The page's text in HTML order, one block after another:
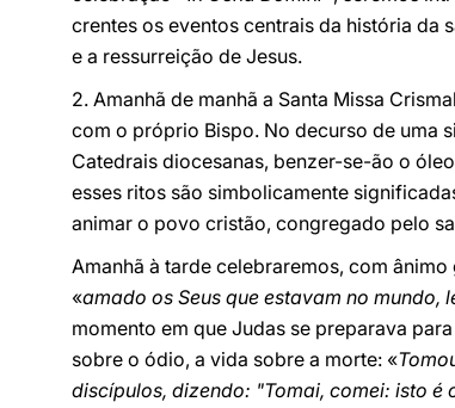
crentes os eventos centrais da história da
e a ressurreição de Jesus.
2. Amanhã de manhã a Santa Missa
com o próprio Bispo. No decurso de uma
Catedrais diocesanas, benzer-se-ão o
esses ritos são simbolicamente
animar o povo cristão, congregado pelo
Amanhã à tarde celebraremos, com
«amado os Seus que estavam no mundo,
momento em que Judas se preparava
sobre o ódio, a vida sobre a morte: «
discípulos, dizendo: "Tomai, comei: isto é